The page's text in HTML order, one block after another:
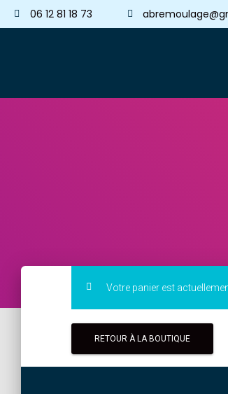
06 12 81 18 73
Votre panier est
RETOUR À LA BOUTIQUE